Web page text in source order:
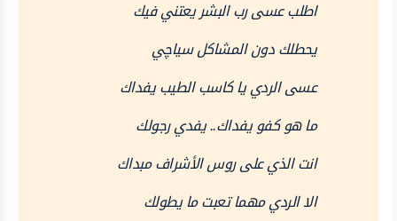
اطلب عسى رب البشر يعتني فيك
يحطلك دون المشاكل سياچي
عسى الردي يا كاسب الطيب يفداك
ما هو كفو يفداك.. يفدي رجولك
انت الذي على روس الأشراف مبداك
الا الردي مهما تعبت ما يطولك